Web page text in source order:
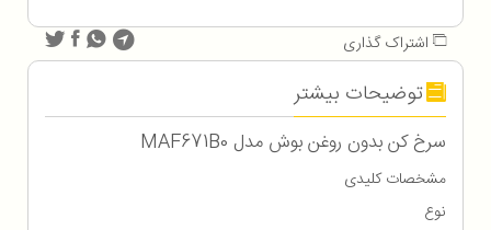
اشتراک گذاری
توضیحات بیشتر
سرخ کن بدون روغن بوش مدل MAF671B0
مشخصات کلیدی
نوع